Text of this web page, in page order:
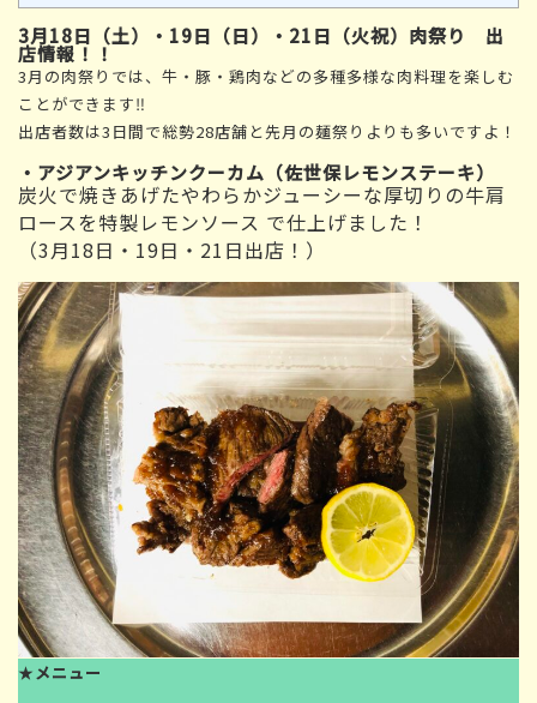
3月18日（土）・19日（日）・21日（火祝）肉祭り 出
店情報！！
3月の肉祭りでは、牛・豚・鶏肉などの多種多様な肉料理を楽しむ
ことができます‼
出店者数は3日間で総勢28店舗と先月の麺祭りよりも多いですよ！
・アジアンキッチンクーカム（佐世保レモンステーキ）
炭火で焼きあげたやわらかジューシーな厚切りの牛肩
ロースを特製レモンソース で仕上げました！
（3月18日・19日・21日出店！）
★ メニュー